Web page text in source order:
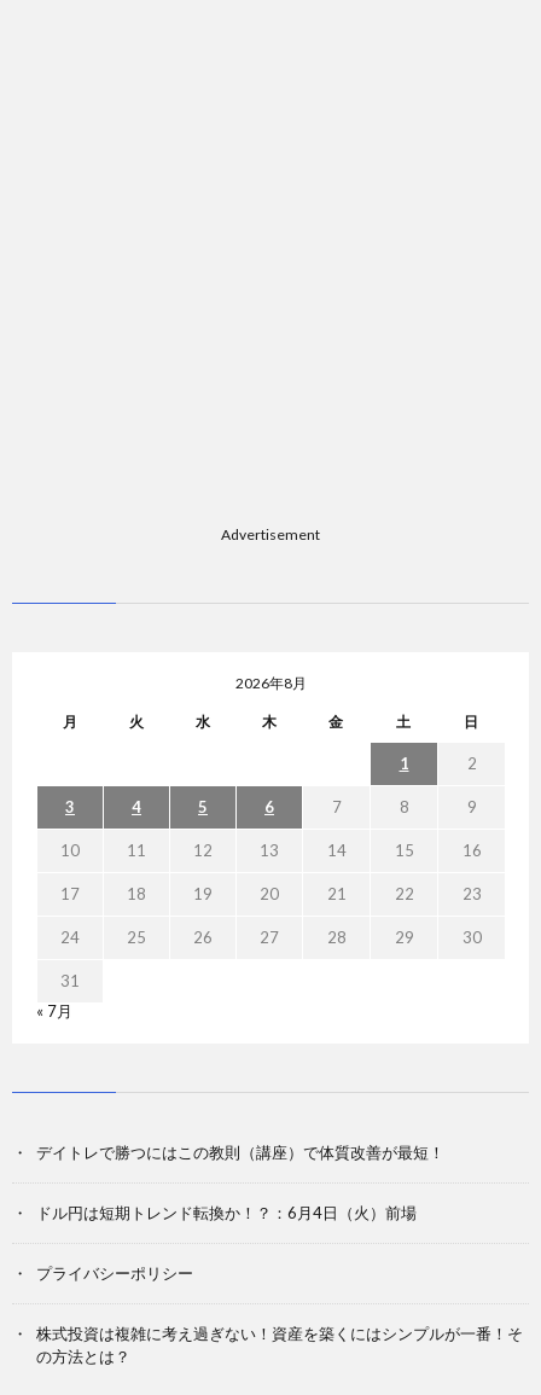
Advertisement
2026年8月
月 火 水 木 金 土 日
1 2
3 4 5 6 7 8 9
10 11 12 13 14 15 16
17 18 19 20 21 22 23
24 25 26 27 28 29 30
31
« 7月
デイトレで勝つにはこの教則（講座）で体質改善が最短！
ドル円は短期トレンド転換か！？：6月4日（火）前場
プライバシーポリシー
株式投資は複雑に考え過ぎない！資産を築くにはシンプルが一番！そ
の方法とは？